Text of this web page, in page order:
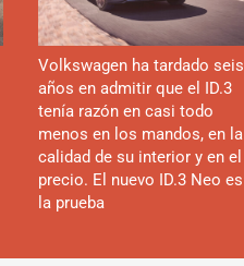
Volkswagen ha tardado seis
años en admitir que el ID.3
tenía razón en casi todo
menos en los mandos, en la
calidad de su interior y en el
precio. El nuevo ID.3 Neo es
la prueba